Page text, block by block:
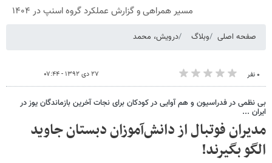
مسیر همراهی و گزارش عملکرد گروه اسنپ در ۱۴۰۴
صفحه اصلی وبلاگ درویش، محمد
۰ نفر ۲۷ دی ۱۳۹۲ - ۰۷:۴۴
بی نظمی در فدراسیون و هم آوایی در کودکان برای نجات آخرین بازماندگان یوز در
ایران ...
مدیران فوتبال از دانش‌آموزان دبستان جاوید
الگو بگیرند!